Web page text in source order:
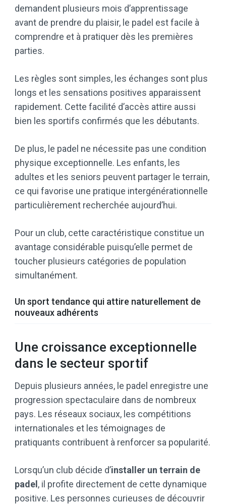
demandent plusieurs mois d’apprentissage
avant de prendre du plaisir, le padel est facile à
comprendre et à pratiquer dès les premières
parties.
Les règles sont simples, les échanges sont plus
longs et les sensations positives apparaissent
rapidement. Cette facilité d’accès attire aussi
bien les sportifs confirmés que les débutants.
De plus, le padel ne nécessite pas une condition
physique exceptionnelle. Les enfants, les
adultes et les seniors peuvent partager le terrain,
ce qui favorise une pratique intergénérationnelle
particulièrement recherchée aujourd’hui.
Pour un club, cette caractéristique constitue un
avantage considérable puisqu’elle permet de
toucher plusieurs catégories de population
simultanément.
Un sport tendance qui attire naturellement de
nouveaux adhérents
Une croissance exceptionnelle
dans le secteur sportif
Depuis plusieurs années, le padel enregistre une
progression spectaculaire dans de nombreux
pays. Les réseaux sociaux, les compétitions
internationales et les témoignages de
pratiquants contribuent à renforcer sa popularité.
Lorsqu’un club décide d’installer un terrain de
padel, il profite directement de cette dynamique
positive. Les personnes curieuses de découvrir